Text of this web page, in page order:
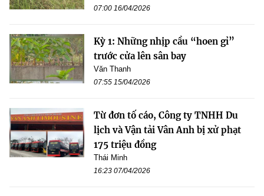
07:00 16/04/2026
Kỳ 1: Những nhịp cầu “hoen gỉ”
trước cửa lên sân bay
Văn Thanh
07:55 15/04/2026
Từ đơn tố cáo, Công ty TNHH Du
lịch và Vận tải Vân Anh bị xử phạt
175 triệu đồng
Thái Minh
16:23 07/04/2026